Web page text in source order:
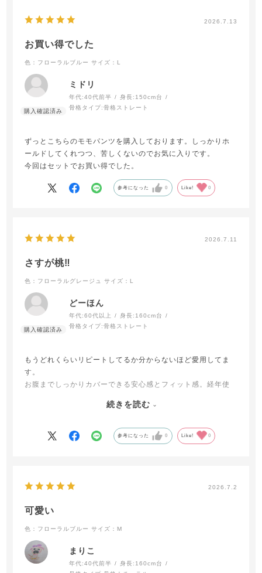
2026.7.13
お買い得でした
色：フローラルブルー サイズ：L
ミドリ
年代:40代前半 身長: 150cm台
骨格タイプ:骨格ストレート
ずっとこちらのモモパンツを購入しております。しっかりホ
ールドしてくれつつ、苦しくないのでお気に入りです。
今回はセットでお買い得でした。
参考になった 0 Like! 0
2026.7.11
さすが桃‼️
色：フローラルグレージュ サイズ：L
どーほん
年代:60代以上 身長: 160cm台
骨格タイプ:骨格ストレート
もうどれくらいリピートしてるか分からないほど愛用してま
す。
お腹までしっかりカバーできる安心感とフィット感。経年使
ディを整えてくれるんだなと実感します。
続きを読む
参考になった 0 Like! 0
2026.7.2
可愛い
色：フローラルブルー サイズ：M
まりこ
年代:40代前半 身長: 160cm台